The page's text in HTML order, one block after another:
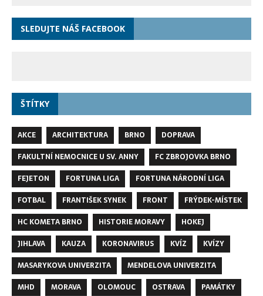
SLEDUJTE NÁŠ FACEBOOK
ŠTÍTKY
AKCE ARCHITEKTURA BRNO
DOPRAVA
FAKULTNÍ NEMOCNICE U SV. ANNY
FC ZBROJOVKA BRNO
FEJETON
FORTUNA LIGA
FORTUNA NÁRODNÍ LIGA
FOTBAL
FRANTIŠEK SYNEK FRONT
FRÝDEK-MÍSTEK
HC KOMETA BRNO
HISTORIE MORAVY
HOKEJ
JIHLAVA
KAUZA KORONAVIRUS KVÍZ
KVÍZY
MASARYKOVA UNIVERZITA
MENDELOVA UNIVERZITA
MHD
MORAVA OLOMOUC OSTRAVA
PAMÁTKY